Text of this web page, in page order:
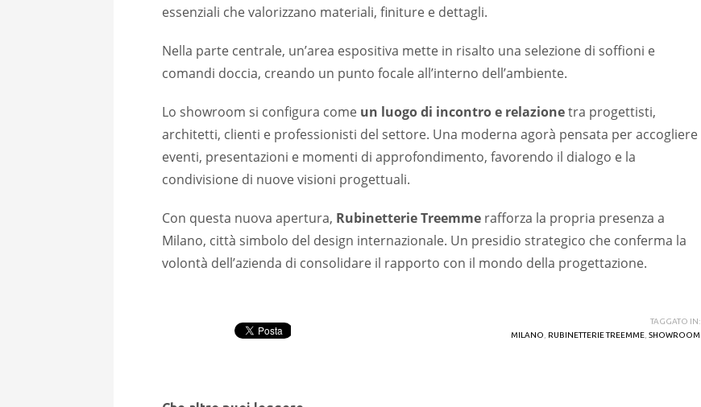
essenziali che valorizzano materiali, finiture e dettagli.
Nella parte centrale, un’area espositiva mette in risalto una selezione di soffioni e
comandi doccia, creando un punto focale all’interno dell’ambiente.
Lo showroom si configura come un luogo di incontro e relazionetra progettisti,
architetti, clienti e professionisti del settore. Una moderna agorà pensata per accogliere
eventi, presentazioni e momenti di approfondimento, favorendo il dialogo e la
condivisione di nuove visioni progettuali.
Con questa nuova apertura, Rubinetterie Treemme rafforza la propria presenza a
Milano, città simbolo del design internazionale. Un presidio strategico che conferma la
volontà dell’azienda di consolidare il rapporto con il mondo della progettazione.
TAGGATO IN:
MILANO
RUBINETTERIE TREEMME ,SHOWROOM